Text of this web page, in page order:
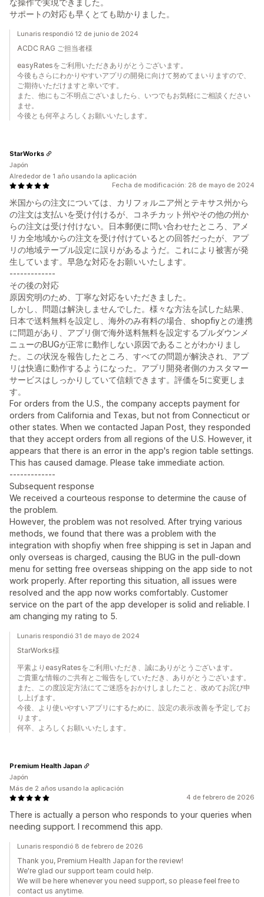
な操作で実現できました。
サポートの対応も早くとても助かりました。
Lunaris respondió 12 de junio de 2024
ACDC RAG ご担当者様
easyRatesをご利用いただきありがとうございます。
今後もさらにわかりやすいアプリの開発に向けて努めてまいりますので、
ご期待いただけますと幸いです。
また、他にもご不明点ございましたら、いつでもお気軽にご相談ください
ませ。
今後とも何卒よろしくお願いいたします。
Fecha de modificación: 28 de mayo de 2024
米国からの注文については、カリフォルニア州とテキサス州から
の注文は支払いを受け付けるが、コネチカット州やその他の州か
らの注文は受け付けない。日本郵便に問い合わせたところ、アメ
リカ全地域からの注文を受け付けているとの回答だったが、アプ
リの地域テーブル設定に誤りがあるようだ。これにより被害が発
生しています。早急な対応をお願いいたします。
-------------
その後の対応
原因究明のため、丁寧な対応をいただきました。
しかし、問題は解決しませんでした。様々な方法を試した結果、
日本で送料無料を設定し、海外のみ有料の場合、shopfiyとの連携
に問題があり、アプリ側で海外送料無料を設定するプルダウンメ
ニューのBUGが正常に動作しない原因であることがわかりまし
た。この状況を報告したところ、すべての問題が解決され、アプ
リは快適に動作するようになった。アプリ開発者側のカスタマー
サービスはしっかりしていて信頼できます。評価を5に変更しま
す。
For orders from the U.S., the company accepts payment for
orders from California and Texas, but not from Connecticut or
other states. When we contacted Japan Post, they responded
that they accept orders from all regions of the U.S. However, it
appears that there is an error in the app's region table settings.
This has caused damage. Please take immediate action.
-------------
Subsequent response
We received a courteous response to determine the cause of
the problem.
However, the problem was not resolved. After trying various
methods, we found that there was a problem with the
integration with shopfiy when free shipping is set in Japan and
only overseas is charged, causing the BUG in the pull-down
menu for setting free overseas shipping on the app side to not
work properly. After reporting this situation, all issues were
resolved and the app now works comfortably. Customer
service on the part of the app developer is solid and reliable. I
am changing my rating to 5.
StarWorks
Japón
Alrededor de 1 año usando la aplicación
Lunaris respondió 31 de mayo de 2024
StarWorks様
平素よりeasyRatesをご利用いただき、誠にありがとうございます。
ご貴重な情報のご共有とご報告をしていただき、ありがとうございます。
また、この度設定方法にてご迷惑をおかけしましたこと、改めてお詫び申
し上げます。
今後、より使いやすいアプリにするために、設定の表示改善を予定してお
ります。
何卒、よろしくお願いいたします。
4 de febrero de 2026
There is actually a person who responds to your queries when
needing support. I recommend this app.
Premium Health Japan
Japón
Más de 2 años usando la aplicación
Lunaris respondió 8 de febrero de 2026
Thank you, Premium Health Japan for the review!
We're glad our support team could help.
We will be here whenever you need support, so please feel free to
contact us anytime.